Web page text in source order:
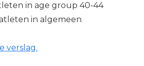
in age group 40-44
in algemeen
verslag.